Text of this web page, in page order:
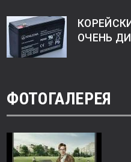
ОЧЕНЬ
ФОТОГАЛЕРЕЯ